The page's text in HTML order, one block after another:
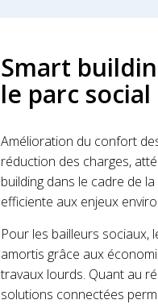
Smart
le parc social
Amélioration du confort
réduction des charges,
building dans le cadre de
efficiente aux enjeux
Pour les bailleurs sociaux,
amortis grâce aux
travaux lourds. Quant au
solutions connectées